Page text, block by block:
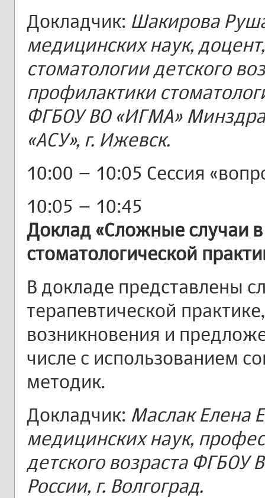
Докладчик: Шакирова
медицинских наук,
стоматологии детского
профилактики
ФГБОУ ВО «ИГМА»
«АСУ», г. Ижевск.
10:00 – 10:05 Сессия
10:05 – 10:45
Доклад «Сложные случаи
стоматологической
В докладе представлены
терапевтической
возникновения и
числе с использованием
методик.
Докладчик: Маслак Елена
медицинских наук,
детского возраста ФГБОУ
России, г. Волгоград.